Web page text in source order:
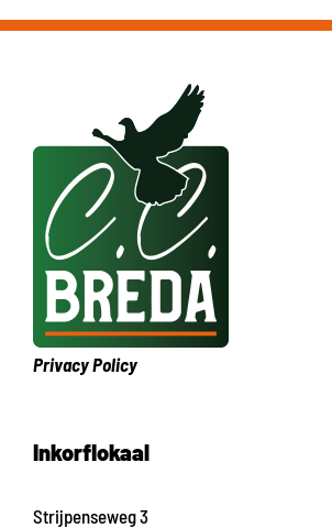
Privacy Policy
Inkorflokaal
Strijpenseweg 3